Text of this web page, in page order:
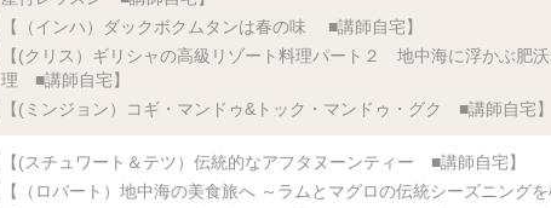
【（インハ）ダックボクムタンは春の味 ■講師自宅】
【(クリス）ギリシャの高級リゾート料理パート２ 地中海に浮かぶ肥
理 ■講師自宅】
【(ミンジョン）コギ・マンドゥ&トック・マンドゥ・グク ■講師自宅】
【(スチュワート＆テツ）伝統的なアフタヌーンティー ■講師自宅】
【（ロバート）地中海の美食旅へ ～ラムとマグロの伝統シーズニング